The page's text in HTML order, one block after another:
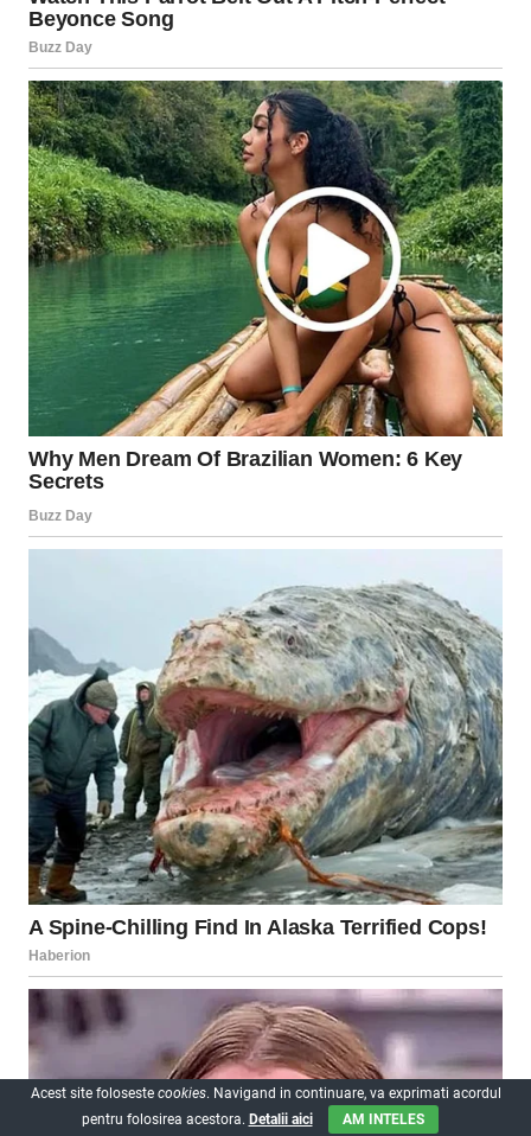
Acest site foloseste cookies. Navigand in continuare, va exprimati acordul
pentru folosirea acestora. Detalii aici AM INTELES